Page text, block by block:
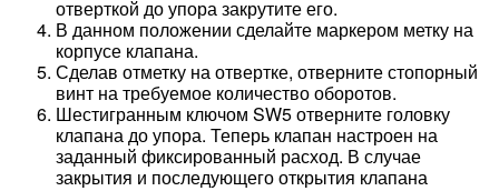
отверткой до упора закрутите его.
В данном положении сделайте маркером метку на
корпусе клапана.
Сделав отметку на отвертке, отверните стопорный
винт на требуемое количество оборотов.
Шестигранным ключом SW5 отверните головку
клапана до упора. Теперь клапан настроен на
заданный фиксированный расход. В случае
закрытия и последующего открытия клапана